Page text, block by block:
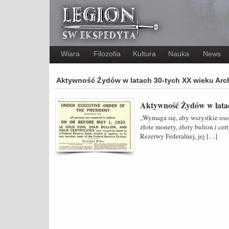
Wiara Filozofia Kultura Nauka News
Aktywność Żydów w latach 30-tych XX wieku
Aktywność Żydów w
„Wymaga się, aby wszystkie
złote monety, złoty bulion i
Rezerwy Federalnej, jej […]